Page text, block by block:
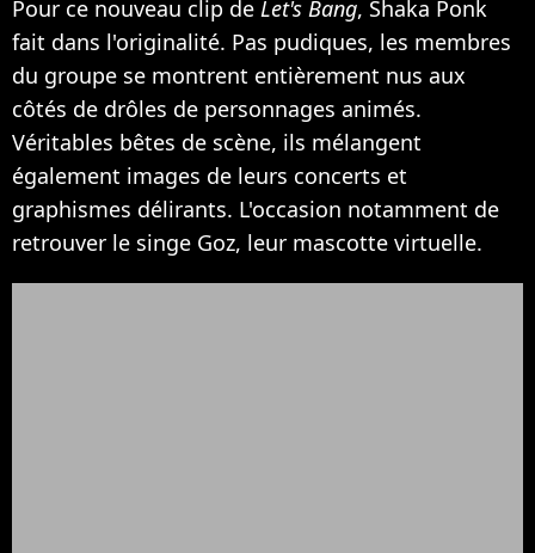
Pour ce nouveau clip de Let's Bang, Shaka Ponk
fait dans l'originalité. Pas pudiques, les membres
du groupe se montrent entièrement nus aux
côtés de drôles de personnages animés.
Véritables bêtes de scène, ils mélangent
également images de leurs concerts et
graphismes délirants. L'occasion notamment de
retrouver le singe Goz, leur mascotte virtuelle.